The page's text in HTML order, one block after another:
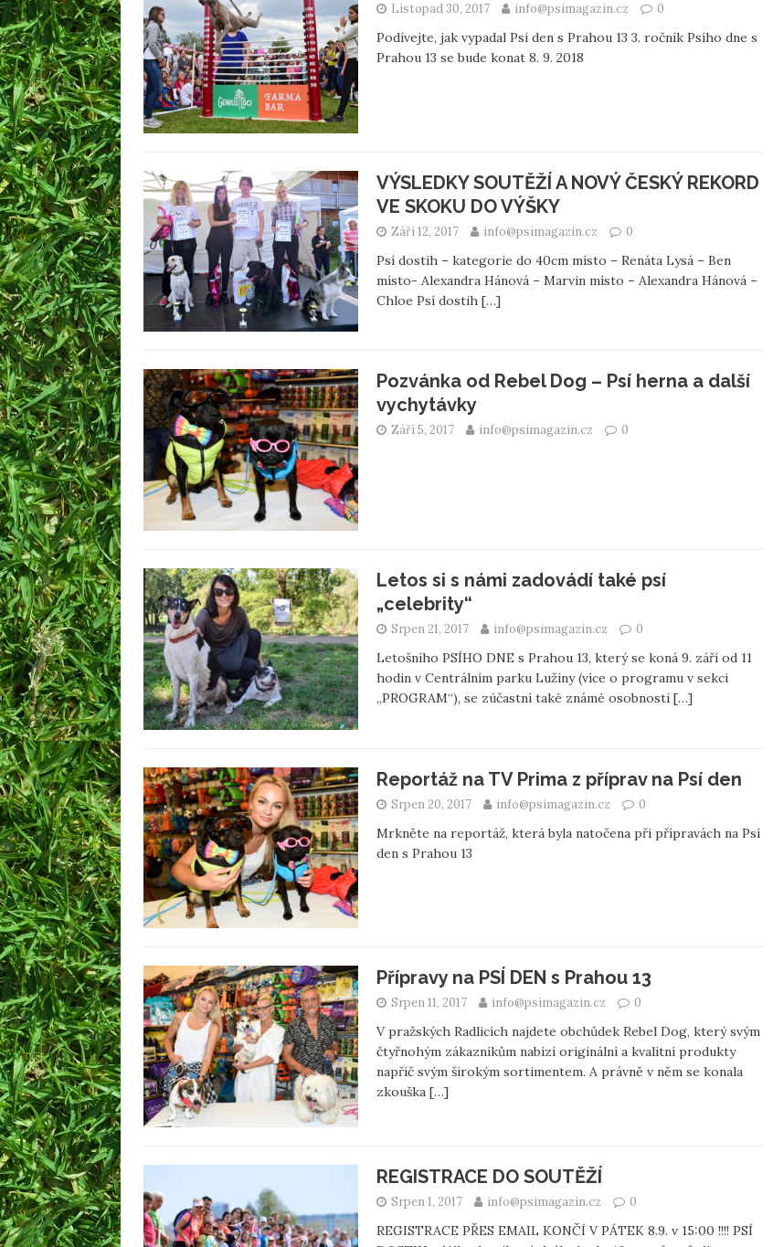
Listopad 30, 2017 info@psimagazin.cz 0
Podívejte, jak vypadal Psí den s Prahou 13 3. ročník Psího dne s
Prahou 13 se bude konat 8. 9. 2018
VÝSLEDKY SOUTĚŽÍ A NOVÝ ČESKÝ REKORD
VE SKOKU DO VÝŠKY
Září 12, 2017 info@psimagazin.cz 0
Psí dostih – kategorie do 40cm místo – Renáta Lysá – Ben
místo- Alexandra Hánová – Marvin místo – Alexandra Hánová –
Chloe Psí dostih […]
Pozvánka od Rebel Dog – Psí herna a další
vychytávky
Září 5, 2017 info@psimagazin.cz 0
Letos si s námi zadovádí také psí
„celebrity“
Srpen 21, 2017 info@psimagazin.cz 0
Letošního PSÍHO DNE s Prahou 13, který se koná 9. září od 11
hodin v Centrálním parku Lužiny (více o programu v sekci
„PROGRAM“), se zúčastní také známé osobnosti […]
Reportáž na TV Prima z příprav na Psí den
Srpen 20, 2017 info@psimagazin.cz 0
Mrkněte na reportáž, která byla natočena při přípravách na Psí
den s Prahou 13
Přípravy na PSÍ DEN s Prahou 13
Srpen 11, 2017 info@psimagazin.cz 0
V pražských Radlicích najdete obchůdek Rebel Dog, který svým
čtyřnohým zákazníkům nabízí originální a kvalitní produkty
napříč svým širokým sortimentem. A právně v něm se konala
zkouška […]
REGISTRACE DO SOUTĚŽÍ
Srpen 1, 2017 info@psimagazin.cz 0
REGISTRACE PŘES EMAIL KONČÍ V PÁTEK 8.9. v 15:00 !!!! PSÍ